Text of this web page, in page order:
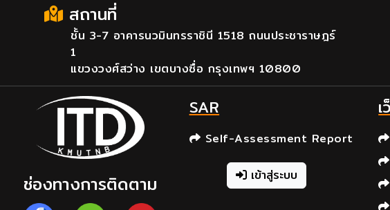
สถานที่
ชั้น 3-7 อาคารนวมินทรราชินี 1518 ถนนประชาราษฎร์
1
แขวงวงศ์สว่าง เขตบางซื่อ กรุงเทพฯ 10800
ช่องทางการติดตาม
SAR
Self-Assessment Report
เข้าสู่ระบบ